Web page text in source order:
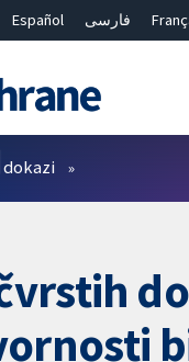
Español فارسی
dokazi